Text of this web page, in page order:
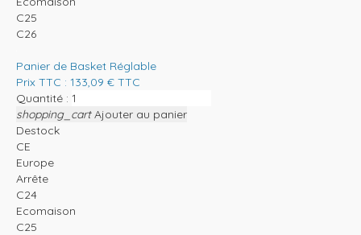
C25
C26
Panier de Basket Réglable
Prix TTC : 133,09 € TTC
Quantité :
shopping_cart Ajouter au panier
Destock
CE
Europe
Arrête
C24
Ecomaison
C25